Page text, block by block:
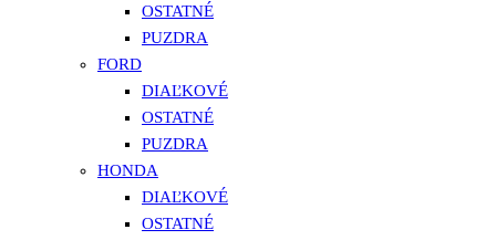
OSTATNÉ
PUZDRA
FORD
DIAĽKOVÉ
OSTATNÉ
PUZDRA
HONDA
DIAĽKOVÉ
OSTATNÉ